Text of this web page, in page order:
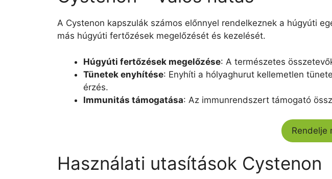
A Cystenon kapszulák számos előnnyel rendelkeznek a húgyúti
más húgyúti fertőzések megelőzését és kezelését.
Húgyúti fertőzések megelőzése: A természetes
Tünetek enyhítése: Enyhíti a hólyaghurut kellemetlen
érzés.
Immunitás támogatása: Az immunrendszert támogató
Rendelje
Használati utasítások Cystenon